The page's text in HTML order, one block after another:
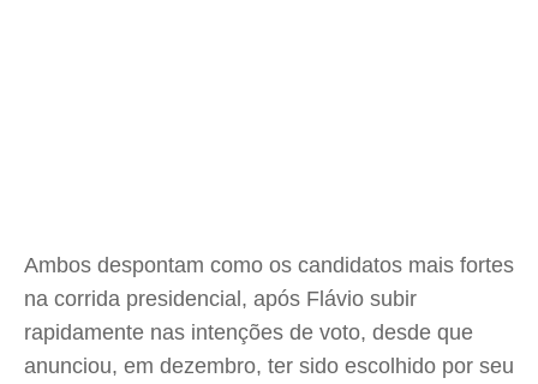
Ambos despontam como os candidatos mais fortes
na corrida presidencial, após Flávio subir
rapidamente nas intenções de voto, desde que
anunciou, em dezembro, ter sido escolhido por seu